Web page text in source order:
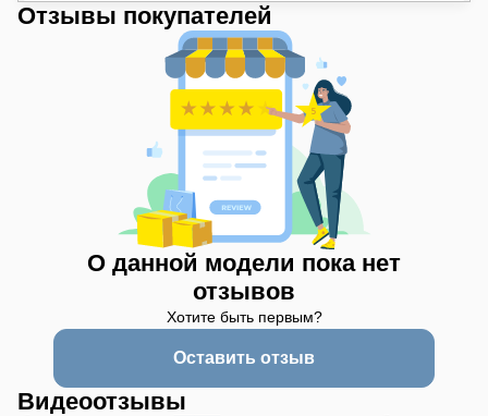
Отзывы покупателей
О данной модели пока нет
отзывов
Хотите быть первым?
Оставить отзыв
Видеоотзывы